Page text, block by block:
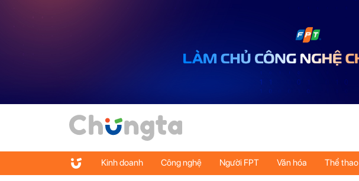
Kinh doanh Công nghệ Người FPT Văn hóa Thể thao